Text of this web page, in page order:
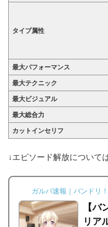
タイプ属性
最大パフォーマンス
最大テクニック
最大ビジュアル
最大総合力
カットインセリフ
↓エピソード解放について
ガルパ速報｜バンドリ
【
リア